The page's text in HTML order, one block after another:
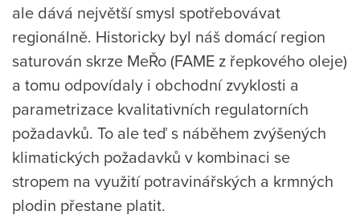
ale dává největší smysl spotřebovávat
regionálně. Historicky byl náš domácí region
saturován skrze MeŘo (FAME z řepkového oleje)
a tomu odpovídaly i obchodní zvyklosti a
parametrizace kvalitativních regulatorních
požadavků. To ale teď s náběhem zvýšených
klimatických požadavků v kombinaci se
stropem na využití potravinářských a krmných
plodin přestane platit.